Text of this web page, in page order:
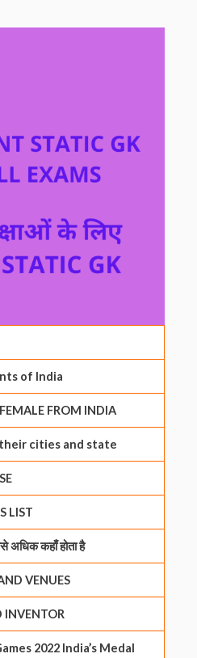
of India
FROM INDIA
cities and state
LIST
अधिक कहाँ होता है
VENUES
INVENTOR
2022 India’s Medal